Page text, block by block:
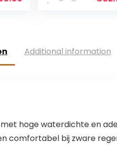
Additional information
hoge waterdichte en
comfortabel bij zware